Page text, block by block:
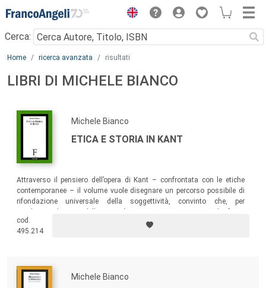
Menu
Cerca:
Main content
Home ricerca avanzata risultati
LIBRI DI MICHELE BIANCO
Michele Bianco
ETICA E STORIA IN KANT
Attraverso il pensiero dell’opera di Kant – confrontata con le etiche
contemporanee – il volume vuole disegnare un percorso possibile di
rifondazione universale della soggettività, convinto che, per
dialettica del pensiero nel riprendere la guida del processo storico.
cod.
495.214
Michele Bianco